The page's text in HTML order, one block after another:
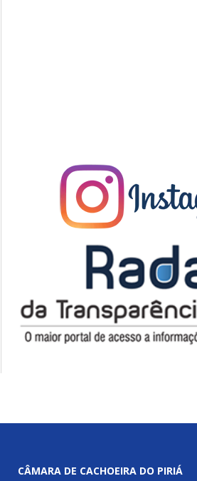
CÂMARA DE CACHOEIRA DO PIRIÁ